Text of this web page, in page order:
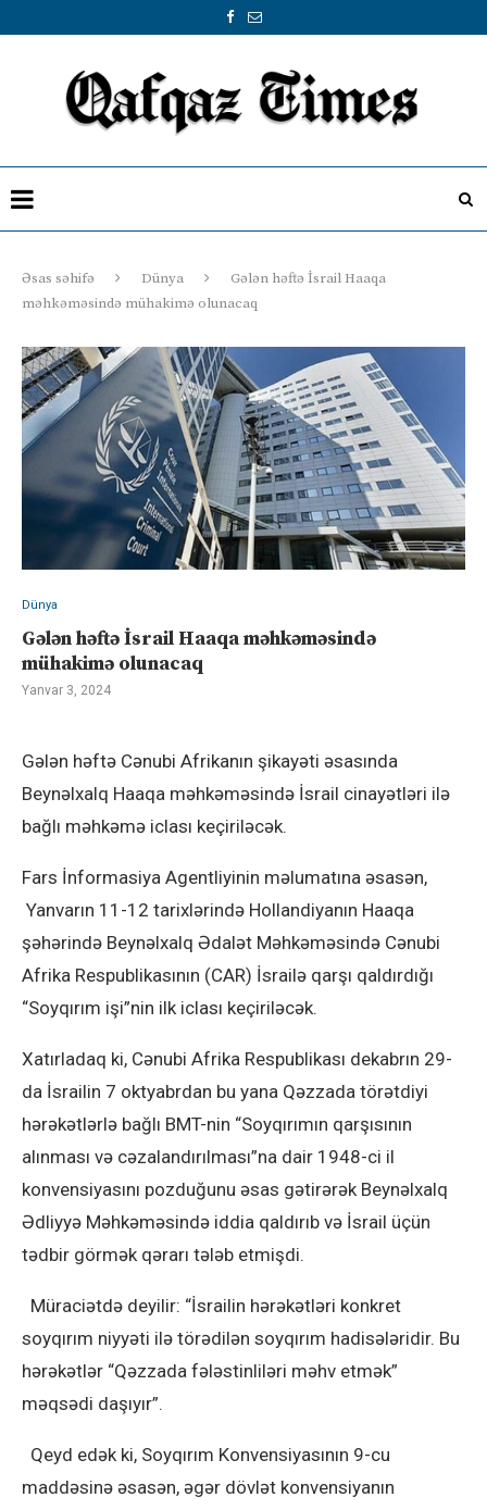
Əsas səhifə Dünya
Gələn həftə İsrail Haaqa
məhkəməsində mühakimə olunacaq
Dünya
Gələn həftə İsrail Haaqa məhkəməsində
mühakimə olunacaq
Yanvar 3, 2024
Gələn həftə Cənubi Afrikanın şikayəti əsasında
Beynəlxalq Haaqa məhkəməsində İsrail cinayətləri ilə
bağlı məhkəmə iclası keçiriləcək.
Fars İnformasiya Agentliyinin məlumatına əsasən,
Yanvarın 11-12 tarixlərində Hollandiyanın Haaqa
şəhərində Beynəlxalq Ədalət Məhkəməsində Cənubi
Afrika Respublikasının (CAR) İsrailə qarşı qaldırdığı
“Soyqırım işi”nin ilk iclası keçiriləcək.
Xatırladaq ki, Cənubi Afrika Respublikası dekabrın 29-
da İsrailin 7 oktyabrdan bu yana Qəzzada törətdiyi
hərəkətlərlə bağlı BMT-nin “Soyqırımın qarşısının
alınması və cəzalandırılması”na dair 1948-ci il
konvensiyasını pozduğunu əsas gətirərək Beynəlxalq
Ədliyyə Məhkəməsində iddia qaldırıb və İsrail üçün
tədbir görmək qərarı tələb etmişdi.
Müraciətdə deyilir: “İsrailin hərəkətləri konkret
soyqırım niyyəti ilə törədilən soyqırım hadisələridir. Bu
hərəkətlər “Qəzzada fələstinliləri məhv etmək”
məqsədi daşıyır”.
Qeyd edək ki, Soyqırım Konvensiyasının 9-cu
maddəsinə əsasən, əgər dövlət konvensiyanın